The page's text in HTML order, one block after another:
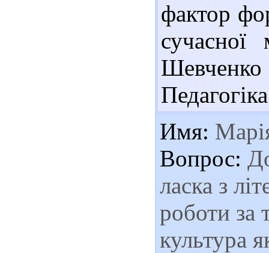
фактор
Шевченко
Имя:
Вопрос:
ласка з
роботи за
культура